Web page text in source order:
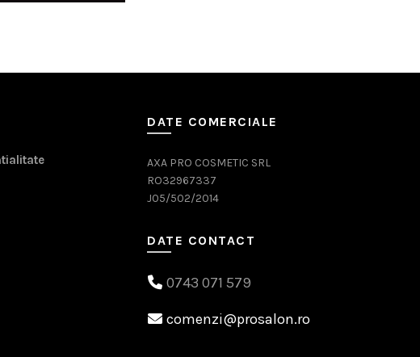
DATE COMERCIALE
AXA PRO COSMETIC SRL
RO32967337
J05/502/2014
DATE CONTACT
0743 071 579
comenzi@prosalon.ro